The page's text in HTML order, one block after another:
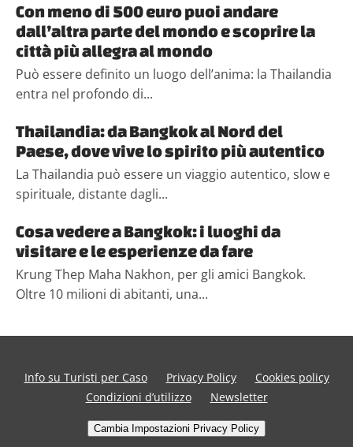
Con meno di 500 euro puoi andare
dall’altra parte del mondo e scoprire la
città più allegra al mondo
Può essere definito un luogo dell’anima: la Thailandia
entra nel profondo di...
Thailandia: da Bangkok al Nord del
Paese, dove vive lo spirito più autentico
La Thailandia può essere un viaggio autentico, slow e
spirituale, distante dagli...
Cosa vedere a Bangkok: i luoghi da
visitare e le esperienze da fare
Krung Thep Maha Nakhon, per gli amici Bangkok.
Oltre 10 milioni di abitanti, una...
Info su Turisti per Caso Privacy Policy
Cookies policy
Condizioni d’utilizzo
Newsletter
Cambia Impostazioni Privacy Policy